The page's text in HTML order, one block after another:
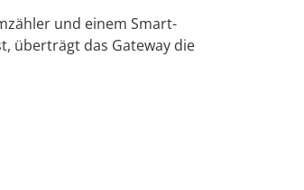
und einem Smart-
überträgt das Gateway die